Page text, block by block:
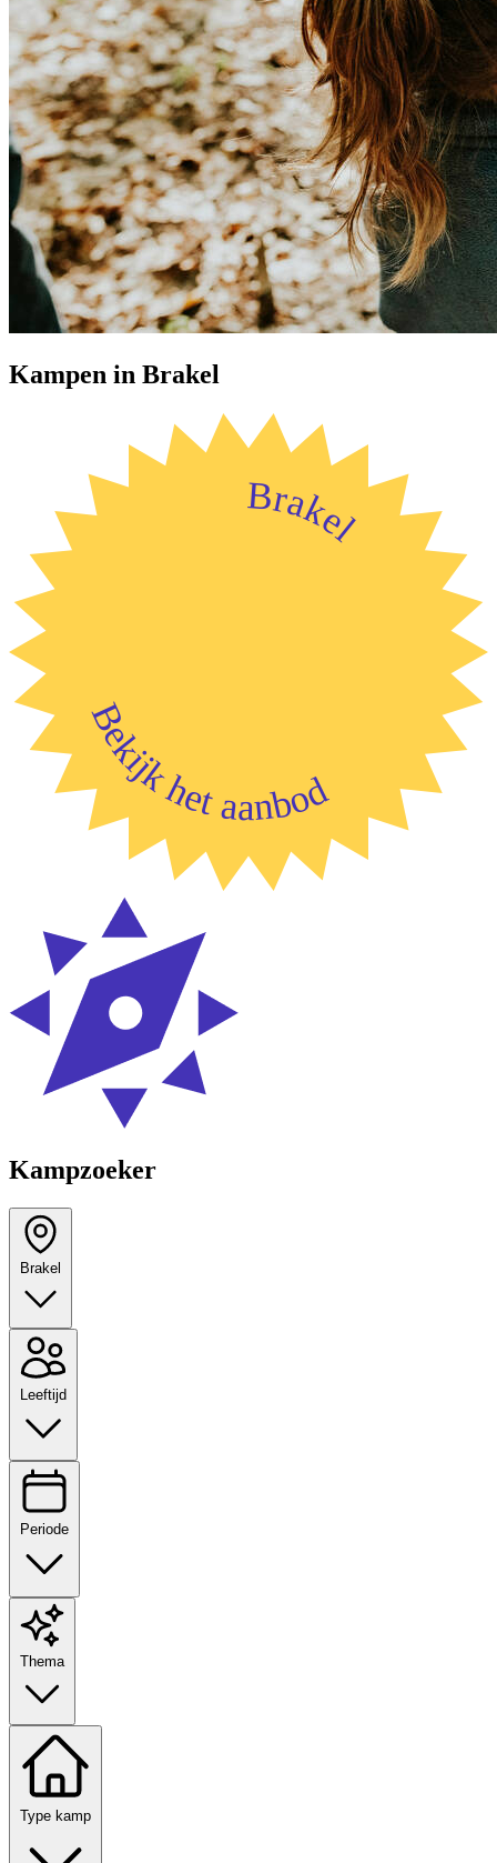
Kampen in Brakel
Brakel
Bekijk het aanbod
Kampzoeker
Brakel
Leeftijd
Periode
Thema
Type kamp